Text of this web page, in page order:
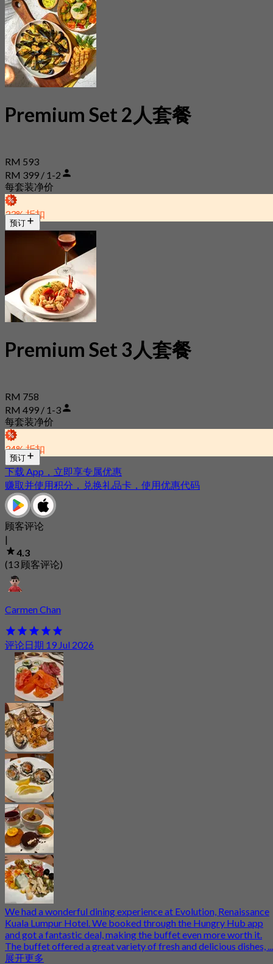
Premium Set 2人套餐
RM 593
RM 399 / 1-2
每套装净价
33% 折扣
预订
Premium Set 3人套餐
RM 758
RM 499 / 1-3
每套装净价
34% 折扣
预订
下载 App，立即享专属优惠
赚取并使用积分，兑换礼品卡，使用优惠代码
顾客评论
|
4.3
(13 顾客评论)
Carmen Chan
评论日期 19 Jul 2026
We had a wonderful dining experience at Evolution, Renaissance
Kuala Lumpur Hotel. We booked through the Hungry Hub app
and got a fantastic deal, making the buffet even more worth it.
The buffet offered a great variety of fresh and delicious dishes, ...
展开更多